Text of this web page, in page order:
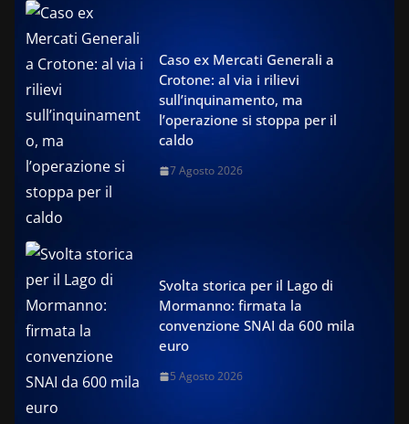
Caso ex Mercati Generali a
Crotone: al via i rilievi
sull’inquinamento, ma
l’operazione si stoppa per il
caldo
7 Agosto 2026
Svolta storica per il Lago di
Mormanno: firmata la
convenzione SNAI da 600 mila
euro
5 Agosto 2026